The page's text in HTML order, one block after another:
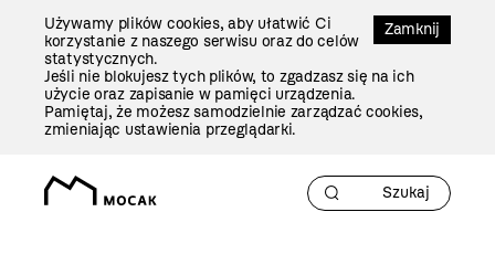
Zamknij
Używamy plików cookies, aby ułatwić Ci
korzystanie z naszego serwisu oraz do celów
statystycznych.
Jeśli nie blokujesz tych plików, to zgadzasz się na ich
użycie oraz zapisanie w pamięci urządzenia.
Pamiętaj, że możesz samodzielnie zarządzać cookies,
zmieniając ustawienia przeglądarki.